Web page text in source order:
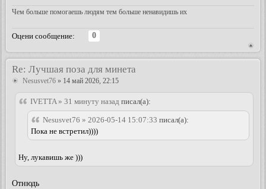
Чем больше помогаешь людям тем больше ненавидишь их
Оцени сообщение:
0
Re: Лучшая поза для минета
Nesusvet76 » 14 май 2026, 22:15
IVETTA » 31 минуту назад писал(а):
Nesusvet76 » 2026-05-14 15:07:33 писал(а):
Пока не встретил))))
Ну, лукавишь же )))
Отнюдь